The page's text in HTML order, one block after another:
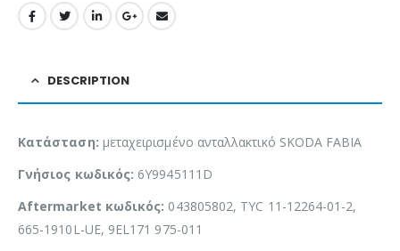
DESCRIPTION
Κατάσταση: μεταχειρισμένο ανταλλακτικό SKODA FABIA
Γνήσιος κωδικός: 6Y9945111D
Aftermarket κωδικός: 043805802, TYC 11-12264-01-2,
665-1910L-UE, 9EL171 975-011